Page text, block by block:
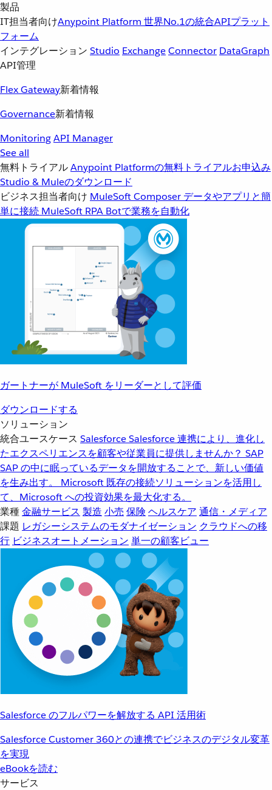
製品
IT担当者向けAnypoint Platform 世界No.1の統合APIプラット
フォーム
インテグレーション Studio ExchangeConnector DataGraph
API管理
Flex Gateway新着情報
Governance新着情報
MonitoringAPI Manager
See all
無料トライアルAnypoint Platformの無料トライアルお申込み
Studio & Muleのダウンロード
ビジネス担当者向け MuleSoft Composer データやアプリと簡
単に接続 MuleSoft RPA Botで業務を自動化
ガートナーが MuleSoft をリーダーとして評価
ダウンロードする
ソリューション
統合ユースケース SalesforceSalesforce 連携により、進化し
たエクスペリエンスを顧客や従業員に提供しませんか？ SAP
SAP の中に眠っているデータを開放することで、新しい価値
を生み出す。
Microsoft 既存の接続ソリューションを活用し
て、Microsoft への投資効果を最大化する。
業種金融サービス 製造 小売 保険 ヘルスケア 通信・メディア
課題 レガシーシステムのモダナイゼーション クラウドへの移
行 ビジネスオートメーション 単一の顧客ビュー
Salesforce のフルパワーを解放する API 活用術
Salesforce Customer 360との連携でビジネスのデジタル変革
を実現
eBookを読む
サービス